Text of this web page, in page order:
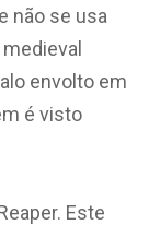
não se usa
envolto em
é visto
Este